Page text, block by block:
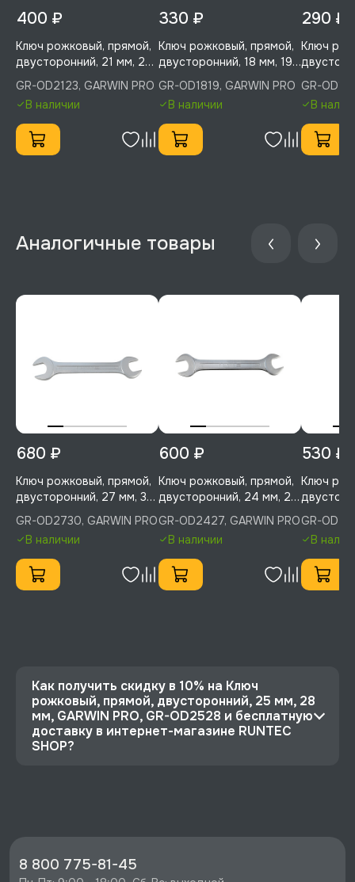
400 ₽
Ключ рожковый, прямой,
двусторонний, 21 мм, 23
мм, GARWIN PRO, GR-
OD2123
GR-OD2123, GARWIN PRO
В наличии
330 ₽
Ключ рожковый, прямой,
двусторонний, 18 мм, 19
мм, GARWIN PRO, GR-
OD1819
GR-OD1819, GARWIN PRO
В наличии
290 ₽
Ключ
мм,
OD1617
GR-
В
680 ₽
Ключ рожковый, прямой,
двусторонний, 27 мм, 30
мм, GARWIN PRO, GR-
OD2730
GR-OD2730, GARWIN PRO
В наличии
600 ₽
Ключ рожковый, прямой,
двусторонний, 24 мм, 27
мм, GARWIN PRO, GR-
OD2427
GR-OD2427, GARWIN PRO
В наличии
530 ₽
Ключ
мм,
OD2224
GR-
В
Как получить скидку в 10% на Ключ
рожковый, прямой, двусторонний, 25 мм, 28
мм, GARWIN PRO, GR-OD2528 и бесплатную
доставку в интернет-магазине RUNTEC
SHOP?
OD2528 со скидкой - 540 руб.
8 800 775-81-45